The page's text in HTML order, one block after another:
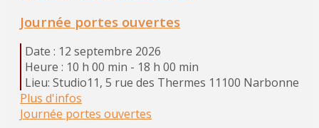
Journée portes ouvertes
Date : 12 septembre 2026
Heure : 10 h 00 min - 18 h 00 min
Lieu: Studio11, 5 rue des Thermes 11100 Narbonne
Plus d'infos
Journée portes ouvertes